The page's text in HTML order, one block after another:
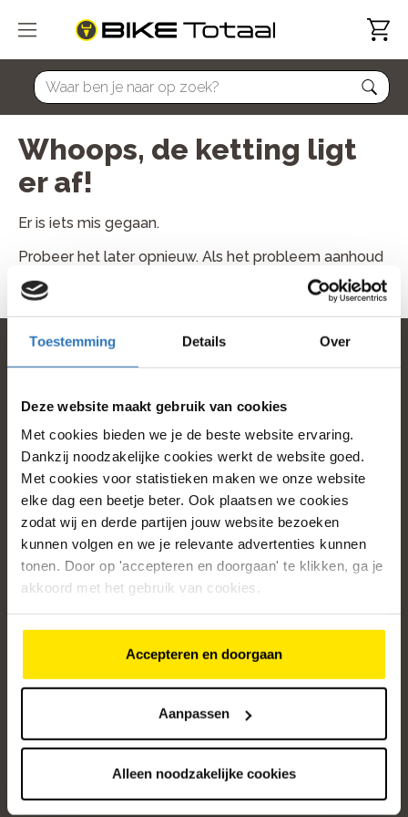
Toestemming Details Over
Deze website maakt gebruik van cookies
Met cookies bieden we je de beste website ervaring.
Dankzij noodzakelijke cookies werkt de website goed.
Met cookies voor statistieken maken we onze website
elke dag een beetje beter. Ook plaatsen we cookies
zodat wij en derde partijen jouw website bezoeken
kunnen volgen en we je relevante advertenties kunnen
tonen. Door op 'accepteren en doorgaan' te klikken, ga je
akkoord met het gebruik van cookies.
Accepteren en doorgaan
Aanpassen
Alleen noodzakelijke cookies
home
Whoops, de ketting ligt
er af!
Er is iets mis gegaan.
Probeer het later opnieuw. Als het probleem aanhoud
neem dan contact met ons op.
home
Populaire categorieën
Onze service
Klantenservice
Over ons
4.8 /5
Altijd op de hoogte van onze acties
Ontvang de beste aanbiedingen en persoonlijk advies.
Aanmelden